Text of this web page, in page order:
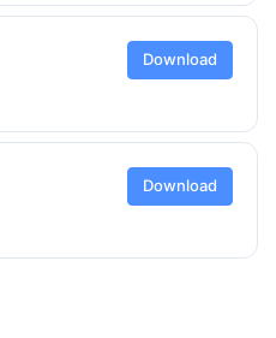
Download
Download